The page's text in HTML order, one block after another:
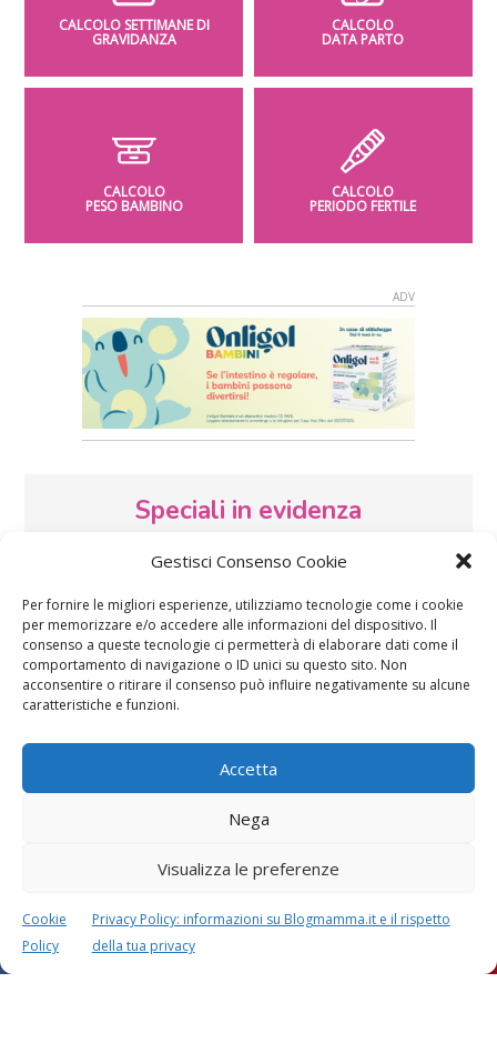
Gestisci Consenso Cookie
Per fornire le migliori esperienze, utilizziamo tecnologie come i cookie
per memorizzare e/o accedere alle informazioni del dispositivo. Il
consenso a queste tecnologie ci permetterà di elaborare dati come il
comportamento di navigazione o ID unici su questo sito. Non
acconsentire o ritirare il consenso può influire negativamente su alcune
caratteristiche e funzioni.
Accetta
Nega
Visualizza le preferenze
Cookie
Policy
Privacy Policy: informazioni su Blogmamma.it e il rispetto
della tua privacy
CALCOLO SETTIMANE DI
GRAVIDANZA
CALCOLO
DATA PARTO
CALCOLO
PESO BAMBINO
CALCOLO
PERIODO FERTILE
Speciali in evidenza
Vaccini SOS Pediatra
d’auguri, filastrocche